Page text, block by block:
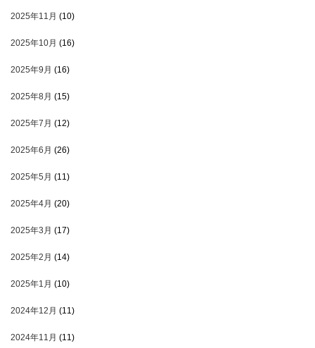
2025年11月 (10)
2025年10月 (16)
2025年9月 (16)
2025年8月 (15)
2025年7月 (12)
2025年6月 (26)
2025年5月 (11)
2025年4月 (20)
2025年3月 (17)
2025年2月 (14)
2025年1月 (10)
2024年12月 (11)
2024年11月 (11)